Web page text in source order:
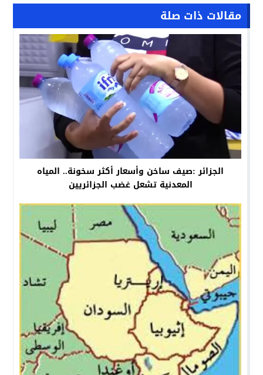
مقالات ذات صلة
الجزائر :صيف ساخن وأسعار أكثر سخونة.. المياه
المعدنية تشعل غضب الجزائريين